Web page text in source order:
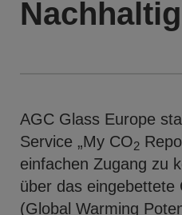
AGC Glass Europe
Service „My CO2
einfachen Zugang zu
über das eingebettete
(Global Warming